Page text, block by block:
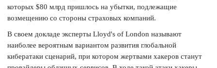
которых $80 млрд пришлось на убытки, подлежащие
возмещению со стороны страховых компаний.
В своем докладе эксперты Lloyd's of London называют
наиболее вероятным вариантом развития глобальной
кибератаки сценарий, при котором жертвами хакеров станут